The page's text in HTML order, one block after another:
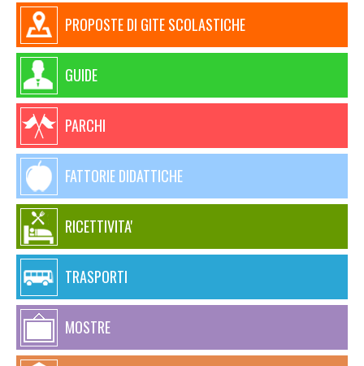
PROPOSTE DI GITE SCOLASTICHE
GUIDE
PARCHI
FATTORIE DIDATTICHE
RICETTIVITA'
TRASPORTI
MOSTRE